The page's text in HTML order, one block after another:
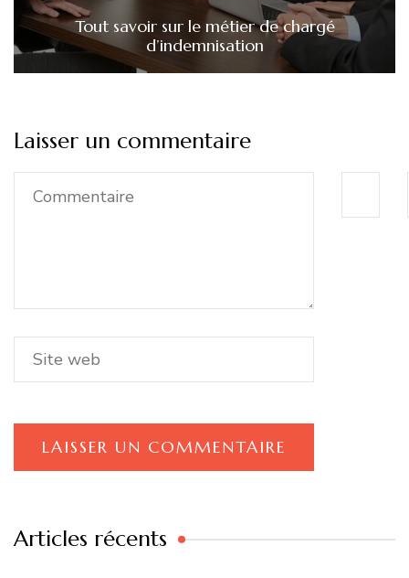
Tout savoir sur le métier de chargé
d’indemnisation
Laisser un commentaire
Articles récents